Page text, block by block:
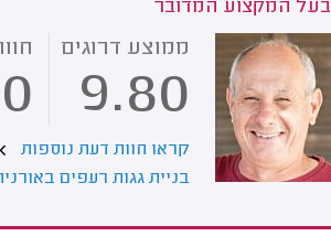
בעל המקצוע המדובר
ממוצע דרוגים
9.80
קראו חוות דעת נוספות
בניית גגות רעפים